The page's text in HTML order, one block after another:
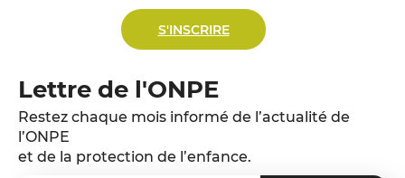
S'INSCRIRE
Lettre de l'ONPE
Restez chaque mois informé de l’actualité de
l’ONPE
et de la protection de l’enfance.